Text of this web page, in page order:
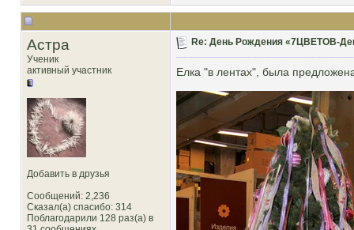
Астра
Ученик
активный участник
Добавить в друзья
Сообщений: 2,236
Сказал(а) спасибо: 314
Поблагодарили 128 раз(а) в
Re: День Рождения «7ЦВЕТОВ-
Елка "в лентах", была